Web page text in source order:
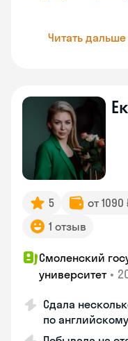
Читать дальше
5 от
1 отзыв
Смоленский
университет •
Сдала
по